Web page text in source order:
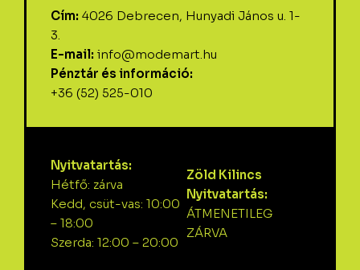
Cím: 4026 Debrecen, Hunyadi János u. 1-
3.
E-mail: info@modemart.hu
Pénztár és információ:
+36 (52) 525-010
Nyitvatartás:
Hétfő: zárva
Kedd, csüt-vas: 10:00
– 18:00
Szerda: 12:00 – 20:00
Zöld Kilincs
Nyitvatartás:
ÁTMENETILEG
ZÁRVA